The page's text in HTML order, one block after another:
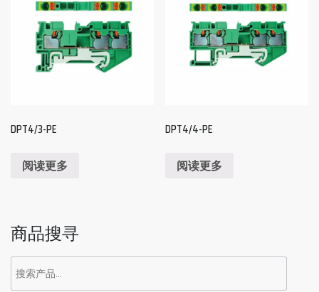
DPT4/3-PE
阅读更多
DPT4/4-PE
阅读更多
商品搜寻